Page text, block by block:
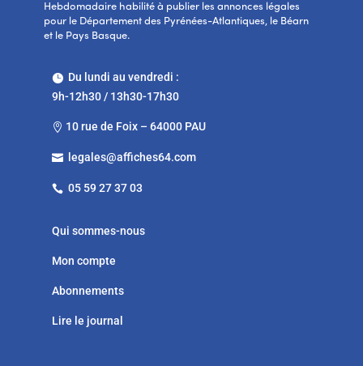
Hebdomadaire habilité à publier les annonces légales
pour le Département des Pyrénées-Atlantiques, le Béarn
et le Pays Basque.
Du lundi au vendredi :
9h-12h30 / 13h30-17h30
 10 rue de Foix – 64000 PAU
 legales@affiches64.com
 05 59 27 37 03
Qui sommes-nous
Mon compte
Abonnements
Lire le journal